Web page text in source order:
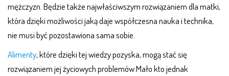
mężczyzn. Będzie także najwłaściwszym rozwiązaniem dla matki,
która dzięki możliwości jaką daje współczesna nauka i technika,
nie musi być pozostawiona sama sobie.
Alimenty, które dzięki tej wiedzy pozyska, mogą stać się
rozwiązaniem jej życiowych problemów.Mało kto jednak